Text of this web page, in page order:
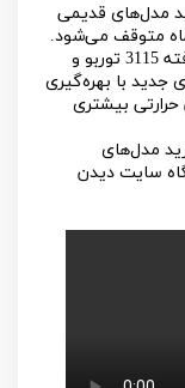
مدل‌های قدیمی
متوقف می‌شود.
به جای این دو مدل پرطرفدار، نسخه‌های ارتقاءیافته 3115 توربو و
جدید با بهره‌گیری
حرارتی بیشتری
مدل‌های
سایت دیدن